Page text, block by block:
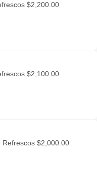
$2,200.00
$2,100.00
Refrescos $2,000.00